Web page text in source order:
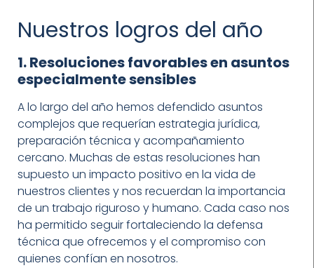
Nuestros logros del año
1. Resoluciones favorables en asuntos
especialmente sensibles
A lo largo del año hemos defendido asuntos
complejos que requerían estrategia jurídica,
preparación técnica y acompañamiento
cercano. Muchas de estas resoluciones han
supuesto un impacto positivo en la vida de
nuestros clientes y nos recuerdan la importancia
de un trabajo riguroso y humano. Cada caso nos
ha permitido seguir fortaleciendo la defensa
técnica que ofrecemos y el compromiso con
quienes confían en nosotros.